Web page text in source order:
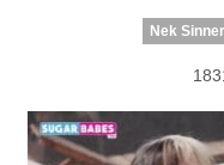
Nek Sinner